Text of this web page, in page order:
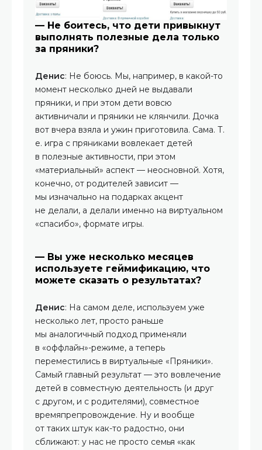
— Не боитесь, что дети привыкнут
выполнять полезные дела только
за пряники?
Денис: Не боюсь. Мы, например, в какой-то
момент несколько дней не выдавали
пряники, и при этом дети вовсю
активничали и пряники не клянчили. Дочка
вот вчера взяла и ужин приготовила. Сама. Т.
е. игра с пряниками вовлекает детей
в полезные активности, при этом
«материальный» аспект — неосновной. Хотя,
конечно, от родителей зависит —
мы изначально на подарках акцент
не делали, а делали именно на виртуальном
«спасибо», формате игры.
— Вы уже несколько месяцев
используете геймификацию, что
можете сказать о результатах?
Денис: На самом деле, используем уже
несколько лет, просто раньше
мы аналогичный подход применяли
в «оффлайн»-режиме, а теперь
переместились в виртуальные «Пряники».
Самый главный результат — это вовлечение
детей в совместную деятельность (и друг
с другом, и с родителями), совместное
времяпрепровождение. Ну и вообще
от таких штук как-то радостно, они
сближают: у нас не просто семья «как